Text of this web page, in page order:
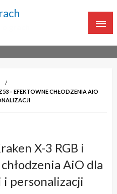
– EFEKTOWNE CHŁODZENIA AIO
X-3 RGB i
AiO dla
personalizacji